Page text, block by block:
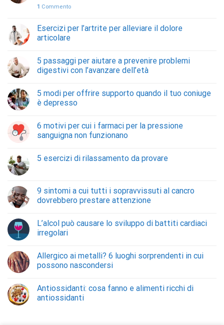
1 Commento
Esercizi per l’artrite per alleviare il dolore
articolare
5 passaggi per aiutare a prevenire problemi
digestivi con l’avanzare dell’età
5 modi per offrire supporto quando il tuo coniuge
è depresso
6 motivi per cui i farmaci per la pressione
sanguigna non funzionano
5 esercizi di rilassamento da provare
9 sintomi a cui tutti i sopravvissuti al cancro
dovrebbero prestare attenzione
L’alcol può causare lo sviluppo di battiti cardiaci
irregolari
Allergico ai metalli? 6 luoghi sorprendenti in cui
possono nascondersi
Antiossidanti: cosa fanno e alimenti ricchi di
antiossidanti